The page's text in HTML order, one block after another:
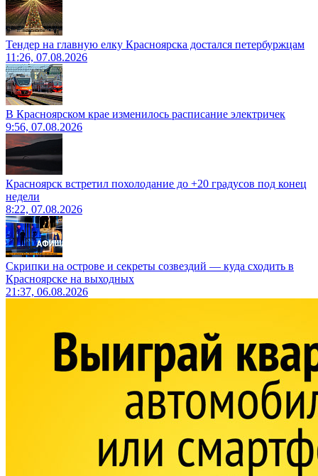
Тендер на главную елку Красноярска достался петербуржцам
11:26, 07.08.2026
В Красноярском крае изменилось расписание электричек
9:56, 07.08.2026
Красноярск встретил похолодание до +20 градусов под конец
недели
8:22, 07.08.2026
Скрипки на острове и секреты созвездий — куда сходить в
Красноярске на выходных
21:37, 06.08.2026